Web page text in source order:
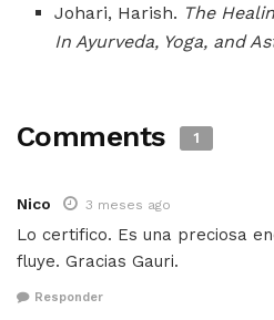
Johari, Harish. The
In Ayurveda, Yoga, and
Comments 1
Nico 3 meses ago
Lo certifico. Es una preciosa
fluye. Gracias Gauri.
Responder